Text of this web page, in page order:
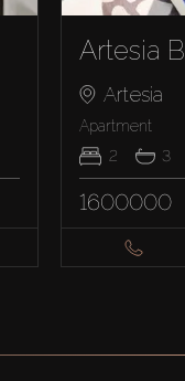
Artesia B
Artesia
Apartment
2
3
1600000